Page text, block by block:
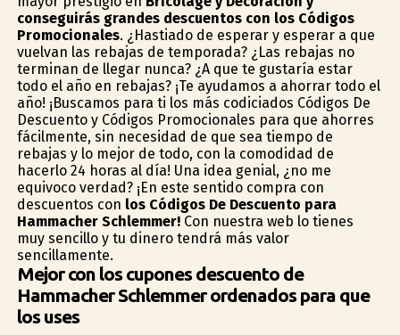
conseguirás grandes descuentos con los Códigos
Promocionales. ¿Hastiado de esperar y esperar a que
vuelvan las rebajas de temporada? ¿Las rebajas no
terminan de llegar nunca? ¿A que te gustaría estar
todo el año en rebajas? ¡Te ayudamos a ahorrar todo el
año! ¡Buscamos para ti los más codiciados Códigos De
Descuento y Códigos Promocionales para que ahorres
fácilmente, sin necesidad de que sea tiempo de
rebajas y lo mejor de todo, con la comodidad de
hacerlo 24 horas al día! Una idea genial, ¿no me
equivoco verdad? ¡En este sentido compra con
descuentos con los Códigos De Descuento para
Hammacher Schlemmer!Con nuestra web lo tienes
muy sencillo y tu dinero tendrá más valor
sencillamente.
Mejor con los cupones descuento de
Hammacher Schlemmer ordenados para que
los uses